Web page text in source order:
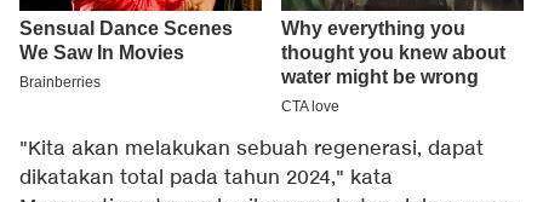
"Kita akan melakukan sebuah regenerasi, dapat
dikatakan total pada tahun 2024," kata